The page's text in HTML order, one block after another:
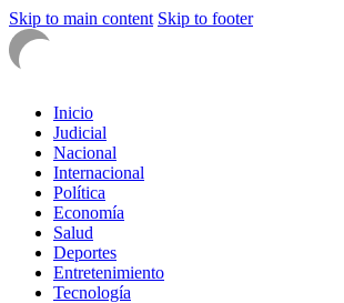
Skip to main content Skip to footer
Inicio
Judicial
Nacional
Internacional
Política
Economía
Salud
Deportes
Entretenimiento
Tecnología